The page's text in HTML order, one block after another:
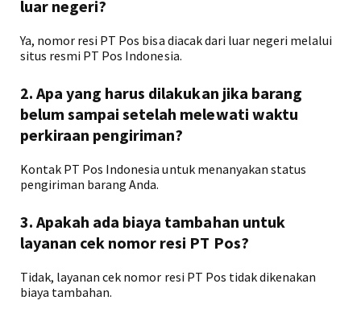
luar negeri?
Ya, nomor resi PT Pos bisa diacak dari luar negeri melalui
situs resmi PT Pos Indonesia.
2. Apa yang harus dilakukan jika barang
belum sampai setelah melewati waktu
perkiraan pengiriman?
Kontak PT Pos Indonesia untuk menanyakan status
pengiriman barang Anda.
3. Apakah ada biaya tambahan untuk
layanan cek nomor resi PT Pos?
Tidak, layanan cek nomor resi PT Pos tidak dikenakan
biaya tambahan.